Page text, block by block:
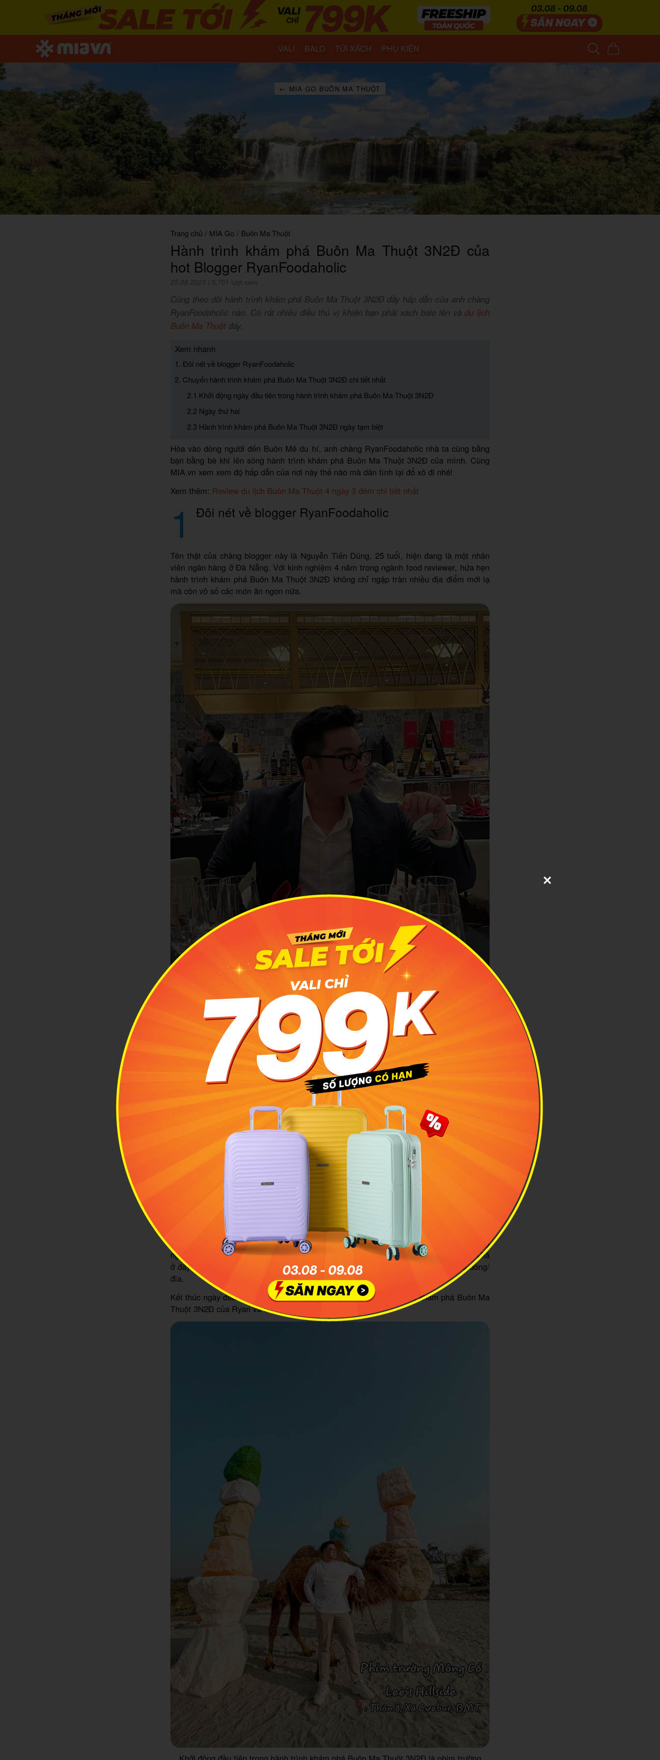
VALI BALO TÚI XÁCH PHỤ KIỆN
← MIA GO BUÔN MA THUỘT
Trang chủ / MIA Go / Buôn Ma Thuột
Hành trình khám phá Buôn Ma Thuột 3N2Đ của
hot Blogger RyanFoodaholic
25.09.2023 3,701 lượt xem
Cùng theo dõi hành trình khám phá Buôn Ma Thuột 3N2Đ đầy hấp dẫn của anh chàng
RyanFoodaholic nào. Có rất nhiều điều thú vị khiến bạn phải xách balo lên và du lịch
Buôn Ma Thuột đấy.
Xem nhanh
1. Đôi nét về blogger RyanFoodaholic
2. Chuyến hành trình khám phá Buôn Ma Thuột 3N2Đ chi tiết nhất
2.1 Khởi động ngày đầu tiên trong hành trình khám phá Buôn Ma Thuột 3N2Đ
2.2 Ngày thứ hai
2.3 Hành trình khám phá Buôn Ma Thuột 3N2Đ ngày tạm biệt
Hòa vào dòng người đến Buôn Mê du hí, anh chàng RyanFoodaholic nhà ta cũng bằng
bạn bằng bè khi lên sóng hành trình khám phá Buôn Ma Thuột 3N2Đ của mình. Cùng
MIA.vn xem xem độ hấp dẫn của nơi này thế nào mà dân tình lại đổ xô đi nhé!
Xem thêm: Review du lịch Buôn Ma Thuột 4 ngày 3 đêm chi tiết nhất
1 Đôi nét về blogger RyanFoodaholic
Tên thật của chàng blogger này là Nguyễn Tiến Dũng, 25 tuổi, hiện đang là một nhân
viên ngân hàng ở Đà Nẵng. Với kinh nghiệm 4 năm trong ngành food reviewer, hứa hẹn
hành trình khám phá Buôn Ma Thuột 3N2Đ không chỉ ngập tràn nhiều địa điểm mới lạ
mà còn vô số các món ăn ngon nữa.
Cậu bạn RyanFoodaholic điển trai với chuyến hành trình khám phá Buôn Ma Thuột
3N2Đ của chúng ta đây
2
Chuyến hành trình khám phá Buôn Ma Thuột 3N2Đ
chi tiết nhất
2.1 Khởi động ngày đầu tiên trong hành trình khám phá Buôn Ma Thuột 3N2Đ
Đáp chuyến bay Đà Nẵng - Buôn Ma Thuột vào lúc 15h, Ryan cùng bạn di chuyển về
khách sạn The Highland House. Giá phòng ở đây khoảng 450.000 đồng/đêm. Đây cũng
là địa chỉ lưu trú của team Ryan trong hành trình khám phá Buôn Ma Thuột 3N2Đ của
Nghỉ ngơi khoảng 1 tiếng đồng hồ, 16h nhóm Ryan đến Phim trường Lee’s Hillside (đối
diện 37 thôn 8 đi vào tầm hơn 2km) chụp hình sống ảo cùng những chú lạc đà dễ
thương, giá vé vào cổng là 120.000 đồng. Ngoài ra, ở đây còn cho thuê váy và phụ kiện
phong cách Mông Cổ dành cho các bạn nữ với giá 120.000 đồng, an tâm đi, không phí
hoài đâu vì bạn sẽ có một bộ ảnh xinh lung linh luôn. Bằng chứng là cậu bạn Ryan nhà
ta sau hành trình khám phá Buôn Ma Thuột 3N2Đ đã chứng minh điều đó.
19h: Đối với một food reviewer, đồ ăn là chân ái, anh chàng nhanh nhảu cùng những
người bạn đi ăn đặc sản bánh ướt thịt nướng chồng dĩa 45 ở số 45 Trần Nhật Duật. Giá
ở đây bao gồm: thịt nướng 25.000 đồng/đĩa, bánh ướt, xoài, dưa đồng giá 1.000 đồng/
đĩa.
Kết thúc ngày đầu tiên không thể nào trọn vẹn hơn trong hành trình khám phá Buôn Ma
Thuột 3N2Đ của Ryan và đồng bọn.